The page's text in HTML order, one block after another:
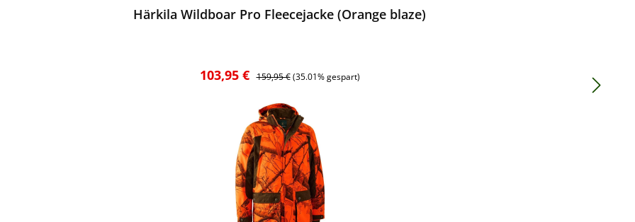
Härkila Wildboar Pro Fleecejacke (Orange blaze)
Verkaufspreis:
103,95 € Regulärer Preis:
159,95 € (35.01% gespart)